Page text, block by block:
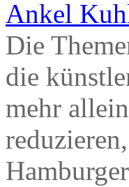
Ankel
Die
die
mehr